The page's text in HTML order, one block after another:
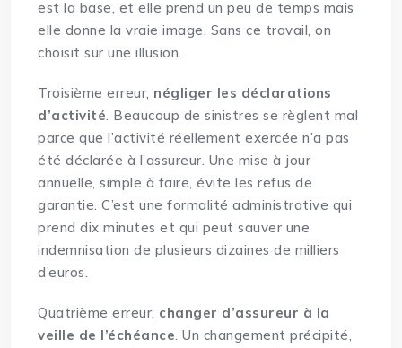
est la base, et elle prend un peu de temps mais
elle donne la vraie image. Sans ce travail, on
choisit sur une illusion.
Troisième erreur, négliger les déclarations
d’activité. Beaucoup de sinistres se règlent mal
parce que l’activité réellement exercée n’a pas
été déclarée à l’assureur. Une mise à jour
annuelle, simple à faire, évite les refus de
garantie. C’est une formalité administrative qui
prend dix minutes et qui peut sauver une
indemnisation de plusieurs dizaines de milliers
d’euros.
Quatrième erreur, changer d’assureur à la
veille de l’échéance. Un changement précipité,